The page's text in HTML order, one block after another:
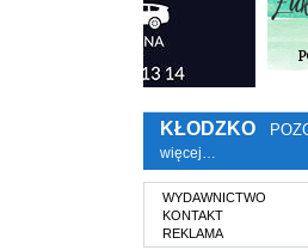
KŁODZKO
więcej…
WYDAWNICTWO
KONTAKT
REKLAMA